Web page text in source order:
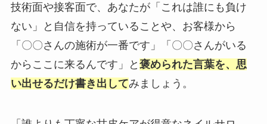
技術面や接客面で、あなたが「これは誰にも負け
ない」と自信を持っていることや、お客様から
「〇〇さんの施術が一番です」「〇〇さんがいる
からここに来るんです」と 褒められた言葉を、思
い出せるだけ書き出してみましょう。